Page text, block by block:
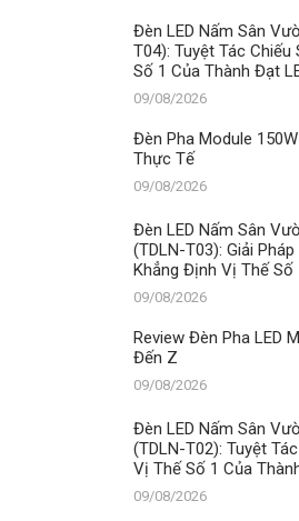
Z
Đèn LED Nấm Sân
T04): Tuyệt Tác
Số 1 Của Thành Đạt
09/08/2026
Đèn Pha Module
Thực Tế
09/08/2026
Đèn LED Nấm Sân
(TDLN-T03): Giải
Khẳng Định Vị Thế Số
09/08/2026
Review Đèn Pha LED
Đến Z
09/08/2026
Đèn LED Nấm Sân
(TDLN-T02): Tuyệt
Vị Thế Số 1 Của
09/08/2026